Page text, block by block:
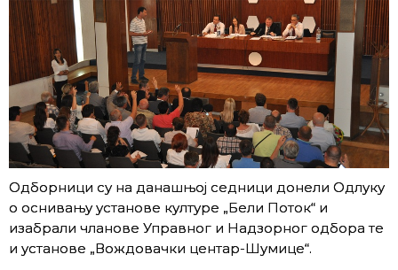
Одборници су на данашњој седници донели Одлуку
о оснивању установе културе „Бели Поток“ и
изабрали чланове Управног и Надзорног одбора те
и установе „Вождовачки центар-Шумице“.